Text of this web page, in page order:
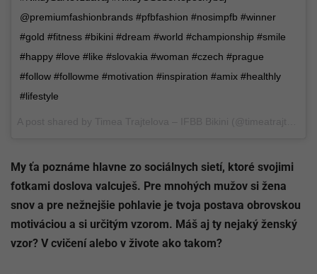
@premiumfashionbrands #pfbfashion #nosimpfb #winner
#gold #fitness #bikini #dream #world #championship #smile
#happy #love #like #slovakia #woman #czech #prague
#follow #followme #motivation #inspiration #amix #healthly
#lifestyle
My ťa poznáme hlavne zo sociálnych sietí, ktoré svojimi
fotkami doslova valcuješ. Pre mnohých mužov si žena
snov a pre nežnejšie pohlavie je tvoja postava obrovskou
motiváciou a si určitým vzorom. Máš aj ty nejaký ženský
vzor? V cvičení alebo v živote ako takom?